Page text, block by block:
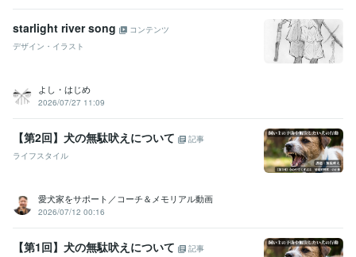
starlight river song
コンテンツ
デザイン・イラスト
よし・はじめ
2026/07/27 11:09
【第2回】犬の無駄吠えについて
記事
ライフスタイル
愛犬家をサポート／コーチ＆メモリアル動画
2026/07/12 00:16
【第1回】犬の無駄吠えについて
記事